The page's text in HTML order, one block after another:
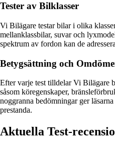
Tester av Bilklasser
Vi Bilägare testar bilar i olika
mellanklassbilar, suvar och
spektrum av fordon kan de
Betygsättning och
Efter varje test tilldelar Vi Bilägare
såsom köregenskaper,
noggranna bedömningar ger
prestanda.
Aktuella Test-